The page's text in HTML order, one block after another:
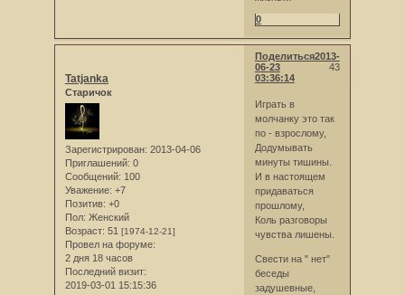
0
Поделиться
43
2013-
06-23
03:36:14
Tatjanka
Старичок
Зарегистрирован: 2013-04-06
Приглашений: 0
Сообщений: 100
Уважение: +7
Позитив: +0
Пол: Женский
Возраст: 51 [1974-12-21]
Провел на форуме:
2 дня 18 часов
Последний визит:
2019-03-01 15:15:36
Играть в
молчанку это так
по - взрослому,
Додумывать
минуты тишины.
И в настоящем
придаваться
прошлому,
Коль разговоры
чувства лишены.
Свести на " нет"
беседы
задушевные,